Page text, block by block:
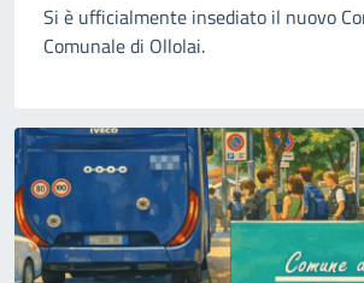
Si è ufficialmente insediato il nuovo
Comunale di Ollolai.